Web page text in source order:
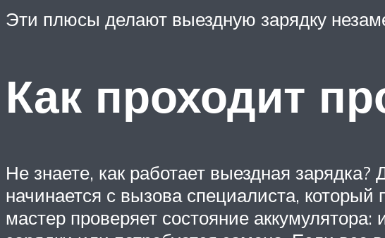
Эти плюсы делают выездную зарядку
Как проходит
Не знаете, как работает выездная
начинается с вызова специалиста,
мастер проверяет состояние